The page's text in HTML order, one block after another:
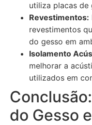
utiliza placas de
Revestimentos:
revestimentos
do gesso em
Isolamento
melhorar a
utilizados em
do Gesso